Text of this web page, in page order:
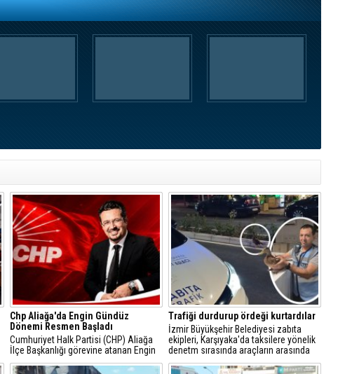
Chp Aliağa'da Engin Gündüz
Dönemi Resmen Başladı
Cumhuriyet Halk Partisi (CHP) Aliağa
İlçe Başkanlığı görevine atanan Engin
Gündüz, sosyal medya hesabından
yaptığı açıklamayla yeni döneme ilişkin
Trafiği durdurup ördeği kurtardılar
İzmir Büyükşehir Belediyesi zabıta
ekipleri, Karşıyaka'da taksilere yönelik
denetm sırasında araçların arasında
kalan yeşilbaşlı dişi ördeği fark ederek
trafiği durdurdu.